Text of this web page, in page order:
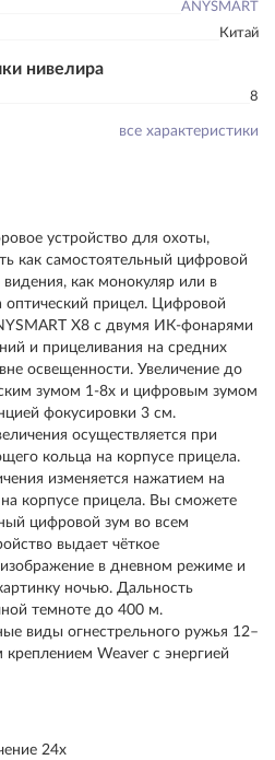
ANYSMART
Китай
нивелира
8
все характеристики
устройство для охоты,
как самостоятельный цифровой
как монокуляр или в
оптический прицел. Цифровой
X8 с двумя ИК-фонарями
и прицеливания на средних
освещенности. Увеличение до
зумом 1-8х и цифровым зумом
фокусировки 3 см.
осуществляется при
кольца на корпусе прицела.
изменяется нажатием на
корпусе прицела. Вы сможете
цифровой зум во всем
выдает чёткое
в дневном режиме и
ночью. Дальность
темноте до 400 м.
виды огнестрельного ружья 12–
Weaver с энергией
24х